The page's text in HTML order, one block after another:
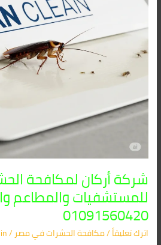
شركة أركان لمكافحة
للمستشفيات والمطاعم
01091560420
اترك تعليقاً/مكافحة الحشرات في مصر/
والمنازل
اتصل
الآن
01091560420